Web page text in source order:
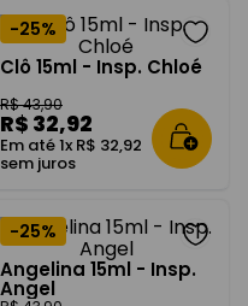
-25%
Clô 15ml - Insp. Chloé
R$43,90
R$ 32,92
Em até1x R$ 32,92
sem juros
-25%
Angelina 15ml - Insp.
Angel